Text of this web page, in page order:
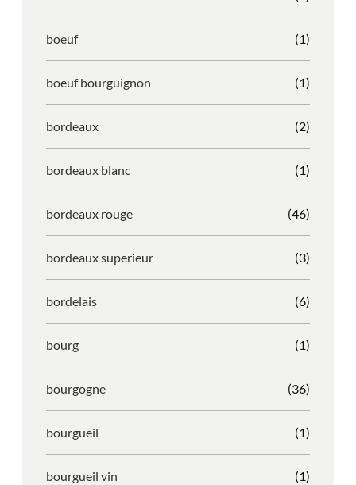
boeuf (1)
boeuf bourguignon (1)
bordeaux (2)
bordeaux blanc (1)
bordeaux rouge (46)
bordeaux superieur (3)
bordelais (6)
bourg (1)
bourgogne (36)
bourgueil (1)
bourgueil vin (1)